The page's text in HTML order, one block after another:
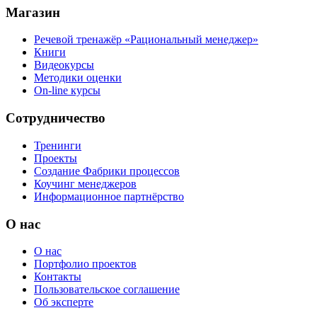
Магазин
Речевой тренажёр «Рациональный менеджер»
Книги
Видеокурсы
Методики оценки
On-line курсы
Сотрудничество
Тренинги
Проекты
Создание Фабрики процессов
Коучинг менеджеров
Информационное партнёрство
О нас
О нас
Портфолио проектов
Контакты
Пользовательское соглашение
Об эксперте